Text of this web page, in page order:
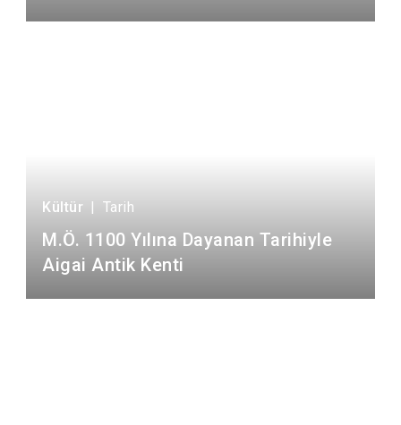
Kültür | Tarih
M.Ö. 1100 Yılına Dayanan Tarihiyle
Aigai Antik Kenti